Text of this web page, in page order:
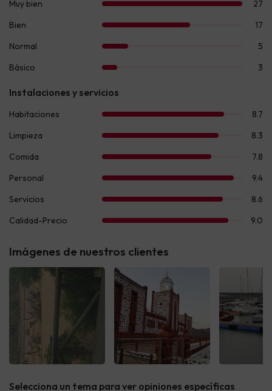
Imágenes de nuestros clientes
Selecciona un tema para ver opiniones específicas